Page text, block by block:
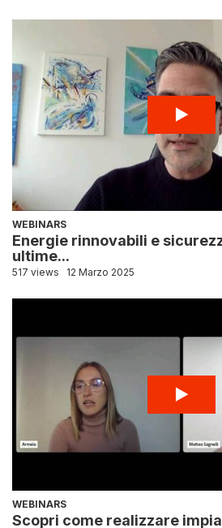
WEBINARS
Energie rinnovabili e
ultime...
517 views 12 Marzo 2025
WEBINARS
Scopri come realizzare